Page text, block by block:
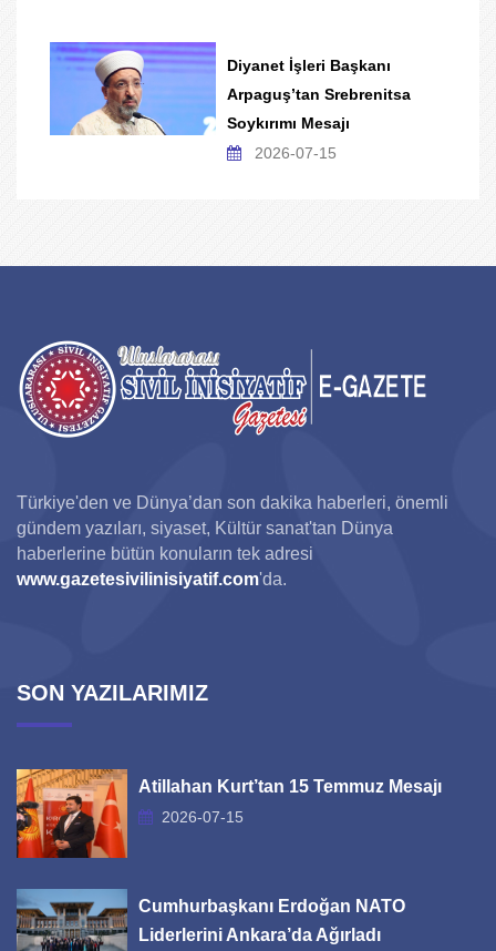
Diyanet İşleri Başkanı
Arpaguş’tan Srebrenitsa
Soykırımı Mesajı
2026-07-15
Türkiye'den ve Dünya’dan son dakika haberleri, önemli
gündem yazıları, siyaset, Kültür sanat'tan Dünya
haberlerine bütün konuların tek adresi
www.gazetesivilinisiyatif.com'da.
SON YAZILARIMIZ
Atillahan Kurt’tan 15 Temmuz Mesajı
2026-07-15
Cumhurbaşkanı Erdoğan NATO
Liderlerini Ankara’da Ağırladı